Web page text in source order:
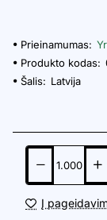
Prieinamumas:
Produkto kodas:
Šalis: Latvija
Į